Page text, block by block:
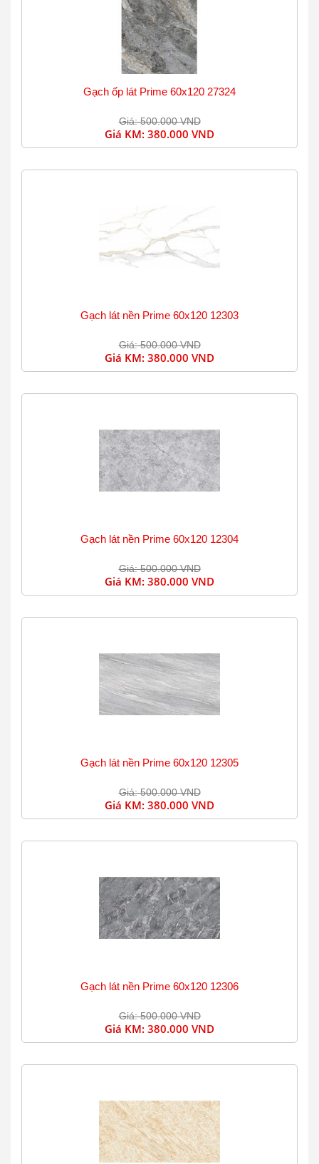
Gạch ốp lát Prime 60x120 27324
Giá: 500.000 VND
Giá KM: 380.000 VND
Gạch lát nền Prime 60x120 12303
Giá: 500.000 VND
Giá KM: 380.000 VND
Gạch lát nền Prime 60x120 12304
Giá: 500.000 VND
Giá KM: 380.000 VND
Gạch lát nền Prime 60x120 12305
Giá: 500.000 VND
Giá KM: 380.000 VND
Gạch lát nền Prime 60x120 12306
Giá: 500.000 VND
Giá KM: 380.000 VND